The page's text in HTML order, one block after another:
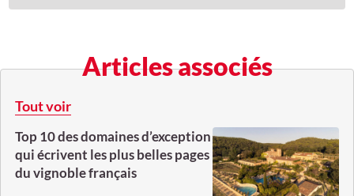
Articles associés
Tout voir
Top 10 des domaines d’exception
qui écrivent les plus belles pages
du vignoble français